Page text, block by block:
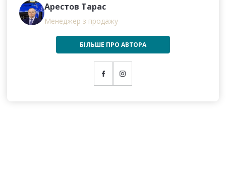
Арестов Тарас
Менеджер з продажу
БІЛЬШЕ ПРО АВТОРА